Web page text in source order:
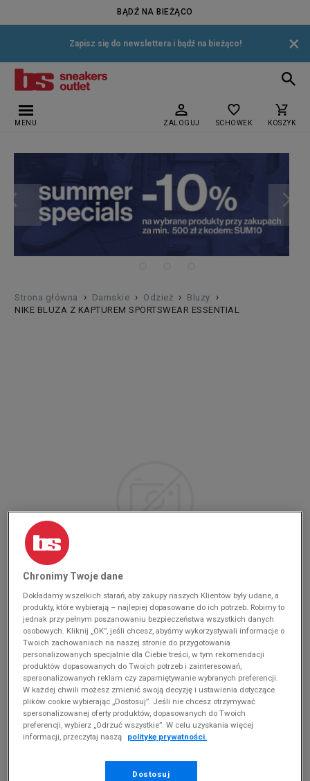
BĄDŹ NA BIEŻĄCO
Zapisz się do newslettera i bądź na bieżąco! ×
MENU ZALOGUJ SCHOWEK KOSZYK
Strona główna › Damskie › Odzież › Bluzy ›
NIKE BLUZA Z KAPTUREM SPORTSWEAR ESSENTIAL
* Zdjęcie poglądowe
NIKE BLUZA Z KAPTUREM SPORTSWEAR
ESSENTIAL
Produkt pochodzi z końcówek aktualnych kolekcji, ubiegłych
Chronimy Twoje dane
Dokładamy wszelkich starań, aby zakupy naszych Klientów były udane, a
produkty, które wybierają – najlepiej dopasowane do ich potrzeb. Robimy to
jednak przy pełnym poszanowaniu bezpieczeństwa wszystkich danych
osobowych. Kliknij „OK”, jeśli chcesz, abyśmy wykorzystywali informacje o
Twoich zachowaniach na naszej stronie do przygotowania
personalizowanych specjalnie dla Ciebie treści, w tym rekomendacji
produktów dopasowanych do Twoich potrzeb i zainteresowań,
spersonalizowanych reklam czy zapamiętywanie wybranych preferencji.
W każdej chwili możesz zmienić swoją decyzję i ustawienia dotyczące
plików cookie wybierając „Dostosuj”. Jeśli nie chcesz otrzymywać
spersonalizowanej oferty produktów, dopasowanych do Twoich
preferencji, wybierz „Odrzuć wszystkie”. W celu uzyskania więcej
informacji, przeczytaj naszą
politykę prywatności.
Dostosuj